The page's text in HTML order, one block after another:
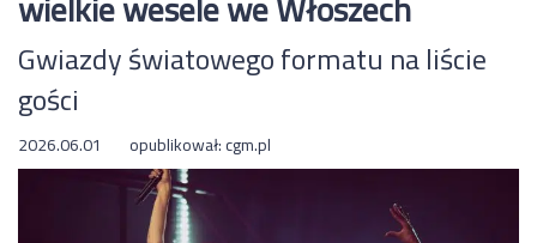
Gwiazdy światowego formatu na liście
gości
2026.06.01 opublikował:cgm.pl